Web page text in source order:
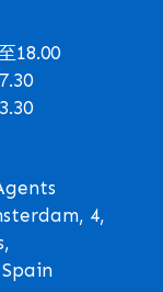
18.00
4,